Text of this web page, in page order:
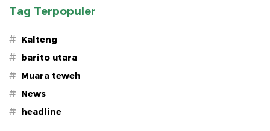
Tag Terpopuler
# Kalteng
# barito utara
# Muara teweh
# News
# headline